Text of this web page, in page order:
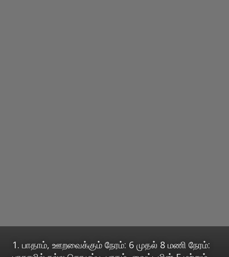
1. பாதாம், ஊறவைக்கும் நேரம்: 6 முதல் 8 மணி நேரம்: